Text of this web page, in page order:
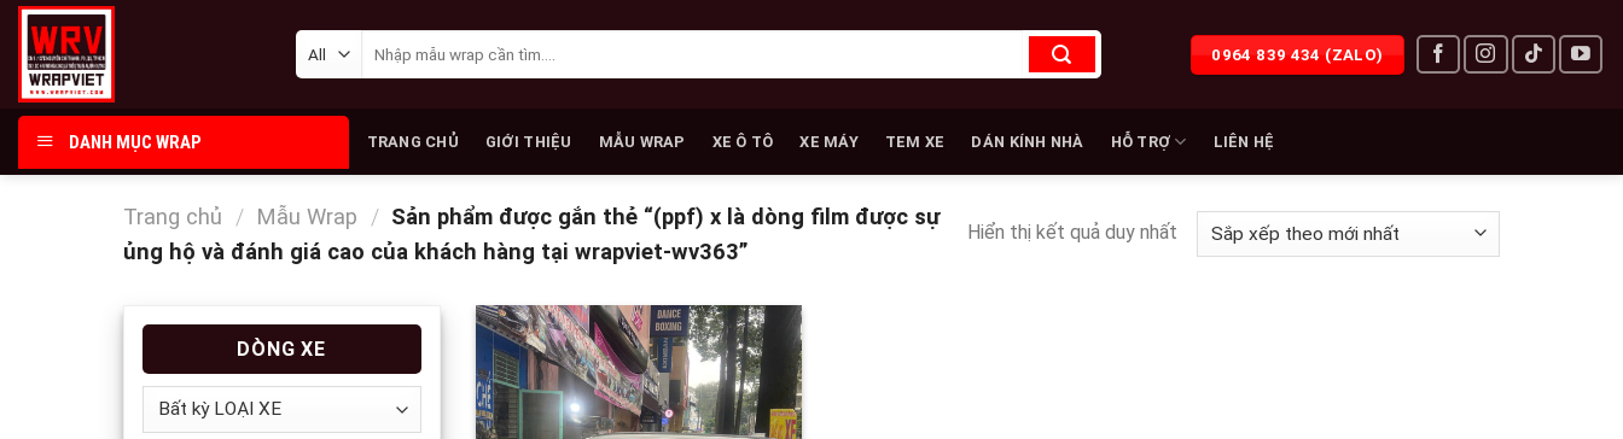
Skip
content
kiếm:
0964 839 434 (ZALO)
DANH MỤC WRAP TRANG CHỦ GIỚI THIỆU MẪU WRAP XE Ô TÔ XE MÁY TEM XE DÁN KÍNH NHÀ HỖ TRỢ LIÊN HỆ
Trang chủ / Mẫu Wrap / Sản phẩm được gắn thẻ “(ppf) x là dòng film được sự
ủng hộ và đánh giá cao của khách hàng tại wrapviet-wv363”
Hiển thị kết quả duy nhất
DÒNG XE